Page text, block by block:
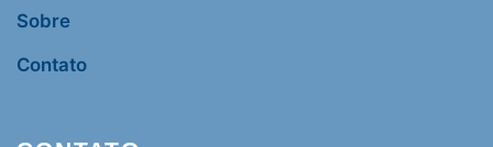
Sobre
Contato